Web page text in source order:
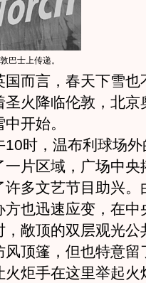
巴士上传递。
而言，春天下雪也
火降临伦敦，北京
开始。
时，温布利球场外
片区域，广场中央
许多文艺节目助兴。
也迅速应变，在中
敞顶的双层观光公
顶篷，但也特意留
炬手在这里举起火